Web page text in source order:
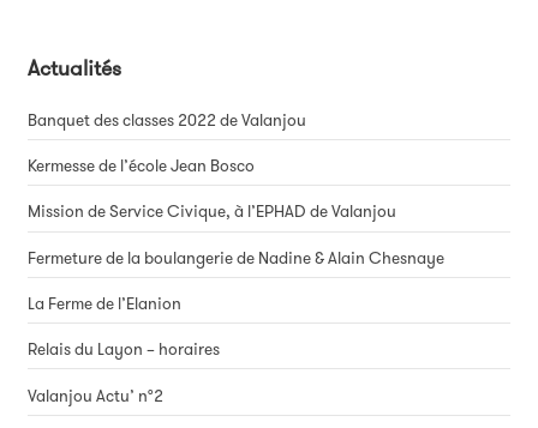
Actualités
Banquet des classes 2022 de Valanjou
Kermesse de l’école Jean Bosco
Mission de Service Civique, à l’EPHAD de Valanjou
Fermeture de la boulangerie de Nadine & Alain Chesnaye
La Ferme de l’Elanion
Relais du Layon – horaires
Valanjou Actu’ n°2